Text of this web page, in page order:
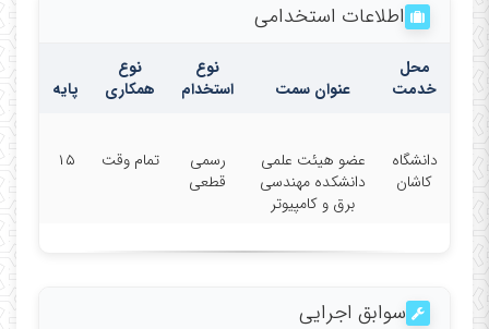
اطلاعات استخدامی
محل
خدمت
عنوان سمت
نوع
استخدام
نوع
همکاری
پایه
دانشگاه
کاشان
عضو هیئت علمی
دانشکده مهندسی
برق و کامپیوتر
رسمی
قطعی
تمام وقت ۱۵
سوابق اجرایی